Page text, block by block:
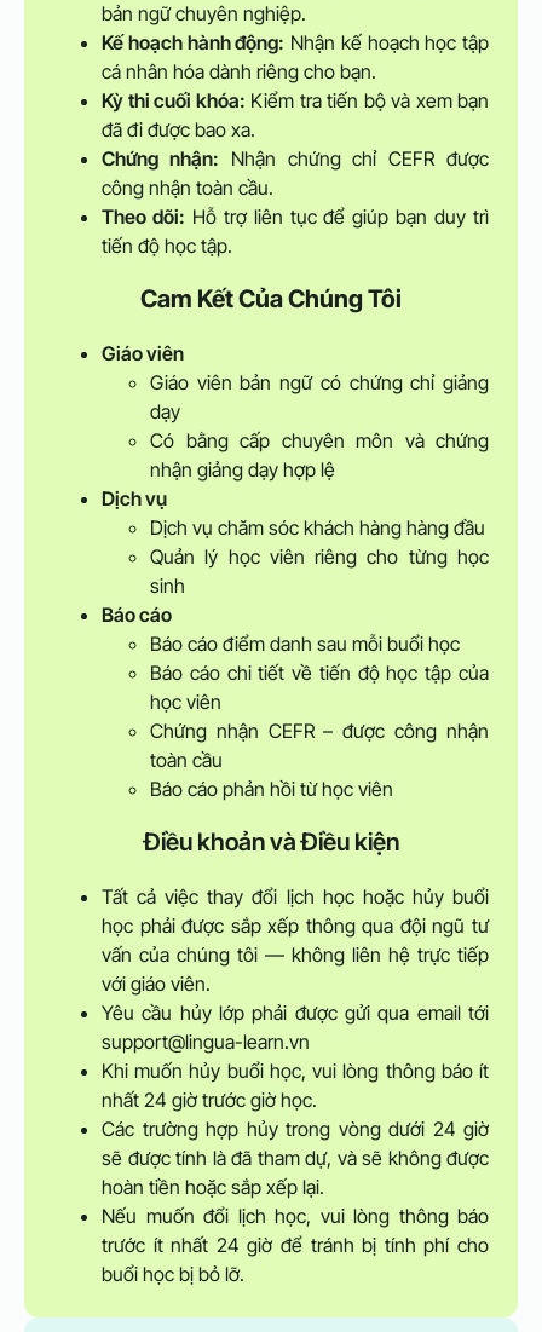
bản ngữ chuyên nghiệp.
Kế hoạch hành động: Nhận kế hoạch học tập
cá nhân hóa dành riêng cho bạn.
Kỳ thi cuối khóa: Kiểm tra tiến bộ và xem bạn
đã đi được bao xa.
Chứng nhận: Nhận chứng chỉ CEFR được
công nhận toàn cầu.
Theo dõi: Hỗ trợ liên tục để giúp bạn duy trì
tiến độ học tập.
Cam Kết Của Chúng Tôi
Giáo viên
Giáo viên bản ngữ có chứng chỉ giảng
dạy
Có bằng cấp chuyên môn và chứng
nhận giảng dạy hợp lệ
Dịch vụ
Dịch vụ chăm sóc khách hàng hàng đầu
Quản lý học viên riêng cho từng học
sinh
Báo cáo
Báo cáo điểm danh sau mỗi buổi học
Báo cáo chi tiết về tiến độ học tập của
học viên
Chứng nhận CEFR – được công nhận
toàn cầu
Báo cáo phản hồi từ học viên
Điều khoản và Điều kiện
Tất cả việc thay đổi lịch học hoặc hủy buổi
học phải được sắp xếp thông qua đội ngũ tư
vấn của chúng tôi — không liên hệ trực tiếp
với giáo viên.
Yêu cầu hủy lớp phải được gửi qua email tới
support@lingua-learn.vn
Khi muốn hủy buổi học, vui lòng thông báo ít
nhất 24 giờ trước giờ học.
Các trường hợp hủy trong vòng dưới 24 giờ
sẽ được tính là đã tham dự, và sẽ không được
hoàn tiền hoặc sắp xếp lại.
Nếu muốn đổi lịch học, vui lòng thông báo
trước ít nhất 24 giờ để tránh bị tính phí cho
buổi học bị bỏ lỡ.